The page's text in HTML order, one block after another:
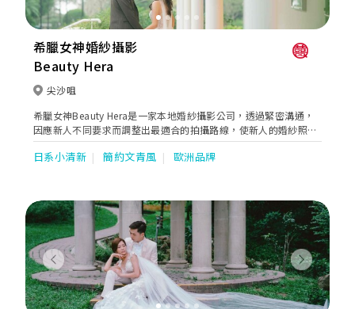
希臘女神婚紗攝影
Beauty Hera
尖沙咀
希臘女神Beauty Hera是一家本地婚紗攝影公司，透過緊密溝通，
因應新人不同要求而調整出最適合的拍攝路線，使新人的婚紗照有
著連貫的故事性。同時亦貼心地提供全方位的婚嫁服務。位於婚紗
街的希臘女神提供一站式婚紗外租，婚紗攝影及婚紗攝錄等服務。
日系小清新 簡約文青風 歐洲品牌
Previous Next